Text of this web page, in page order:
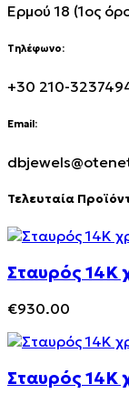
Ερμού 18 (1ος
Τηλέφωνο:
+30 210-
Email:
Τελευταία
Σταυρός 14Κ
€930.00
Σταυρός 14Κ